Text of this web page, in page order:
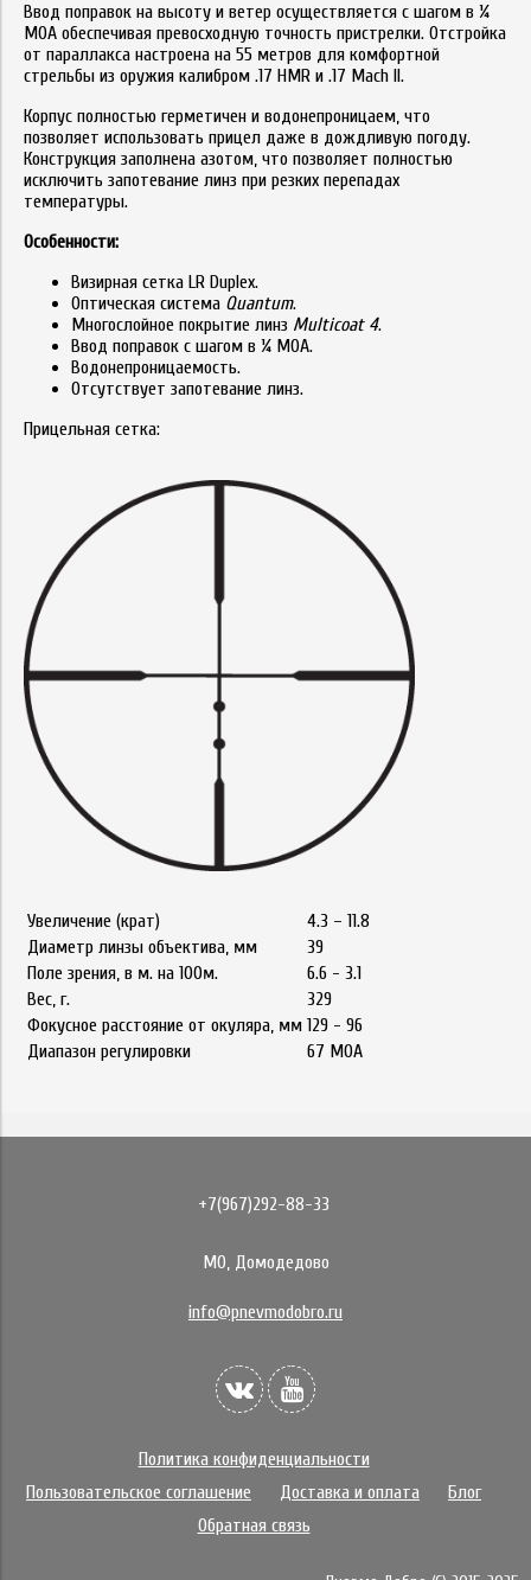
Ввод поправок на высоту и ветер осуществляется с шагом в ¼
МОА обеспечивая превосходную точность пристрелки. Отстройка
от параллакса настроена на 55 метров для комфортной
стрельбы из оружия калибром .17 HMR и .17 Mach II.
Корпус полностью герметичен и водонепроницаем, что
позволяет использовать прицел даже в дождливую погоду.
Конструкция заполнена азотом, что позволяет полностью
исключить запотевание линз при резких перепадах
температуры.
Особенности:
Визирная сетка LR Duplex.
Оптическая система Quantum.
Многослойное покрытие линз Multicoat 4.
Ввод поправок с шагом в ¼ МОА.
Водонепроницаемость.
Отсутствует запотевание линз.
Прицельная сетка:
Увеличение (крат)
4.3 – 11.8
Диаметр линзы объектива, мм
39
Поле зрения, в м. на 100м.
6.6 - 3.1
Вес, г.
329
Фокусное расстояние от окуляра, мм 129 - 96
Диапазон регулировки
67 MOA
+7(967)292-88-33
МО, Домодедово
info@pnevmodobro.ru
Политика конфиденциальности
Пользовательское соглашение
Доставка и оплата
Блог
Обратная связь